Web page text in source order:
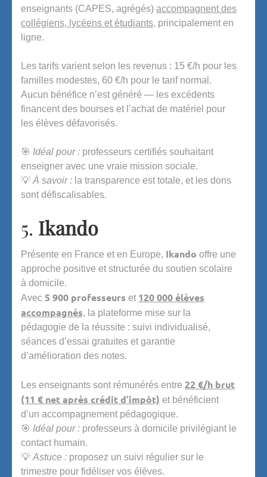
enseignants (CAPES, agrégés) accompagnent des
collégiens, lycéens et étudiants, principalement en
ligne.
Les tarifs varient selon les revenus : 15 €/h pour les
familles modestes, 60 €/h pour le tarif normal.
Aucun bénéfice n’est généré — les excédents
financent des bourses et l’achat de matériel pour
les élèves défavorisés.
🎯 Idéal pour : professeurs certifiés souhaitant
enseigner avec une vraie mission sociale.
💡 À savoir : la transparence est totale, et les dons
sont défiscalisables.
5. Ikando
Présente en France et en Europe, Ikando offre une
approche positive et structurée du soutien scolaire
à domicile.
Avec 5 900 professeurs et 120 000 élèves
accompagnés, la plateforme mise sur la
pédagogie de la réussite : suivi individualisé,
séances d’essai gratuites et garantie
d’amélioration des notes.
Les enseignants sont rémunérés entre 22 €/h brut
(11 € net après crédit d’impôt) et bénéficient
d’un accompagnement pédagogique.
🎯 Idéal pour : professeurs à domicile privilégiant le
contact humain.
💡 Astuce : proposez un suivi régulier sur le
trimestre pour fidéliser vos élèves.